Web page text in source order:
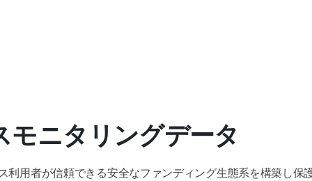
モニタリングデータ
利用者が信頼できる安全なファンディング生態系を構築し保